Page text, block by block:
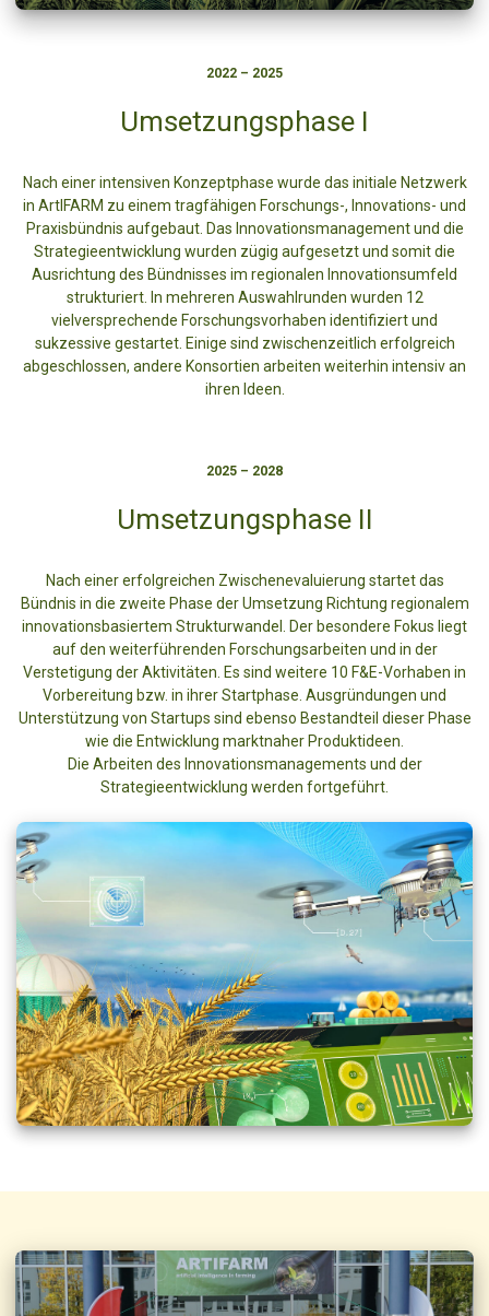
2022 – 2025
Umsetzungsphase I
Nach einer intensiven Konzeptphase wurde das initiale Netzwerk
in ArtIFARM zu einem tragfähigen Forschungs-, Innovations- und
Praxisbündnis aufgebaut. Das Innovationsmanagement und die
Strategieentwicklung wurden zügig aufgesetzt und somit die
Ausrichtung des Bündnisses im regionalen Innovationsumfeld
strukturiert. In mehreren Auswahlrunden wurden 12
vielversprechende Forschungsvorhaben identifiziert und
sukzessive gestartet. Einige sind zwischenzeitlich erfolgreich
abgeschlossen, andere Konsortien arbeiten weiterhin intensiv an
ihren Ideen.
2025 – 2028
Umsetzungsphase II
Nach einer erfolgreichen Zwischenevaluierung startet das
Bündnis in die zweite Phase der Umsetzung Richtung regionalem
innovationsbasiertem Strukturwandel. Der besondere Fokus liegt
auf den weiterführenden Forschungsarbeiten und in der
Verstetigung der Aktivitäten. Es sind weitere 10 F&E-Vorhaben in
Vorbereitung bzw. in ihrer Startphase. Ausgründungen und
Unterstützung von Startups sind ebenso Bestandteil dieser Phase
wie die Entwicklung marktnaher Produktideen.
Die Arbeiten des Innovationsmanagements und der
Strategieentwicklung werden fortgeführt.